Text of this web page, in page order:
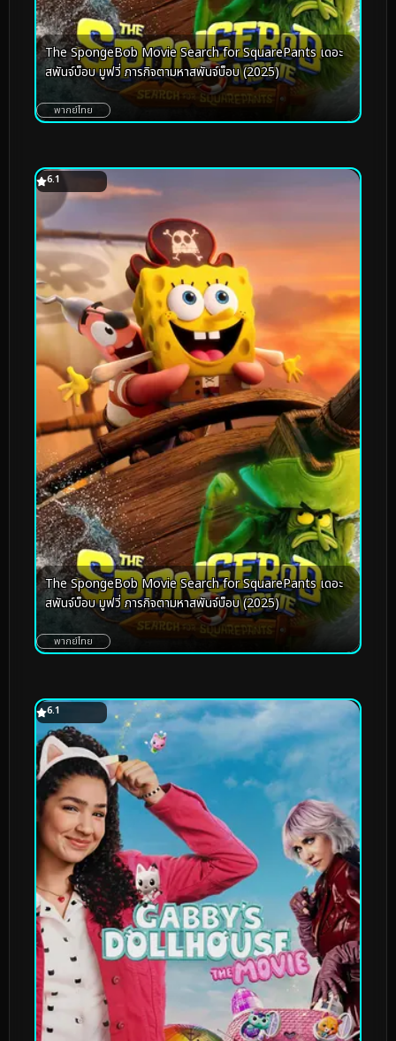
The SpongeBob Movie Search for SquarePants เดอะ
สพันจ์บ็อบ มูฟวี่ ภารกิจตามหาสพันจ์บ็อบ (2025)
พากย์ไทย
6.1
The SpongeBob Movie Search for SquarePants เดอะ
สพันจ์บ็อบ มูฟวี่ ภารกิจตามหาสพันจ์บ็อบ (2025)
พากย์ไทย
6.1